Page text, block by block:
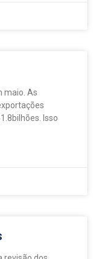
maio. As
Isso